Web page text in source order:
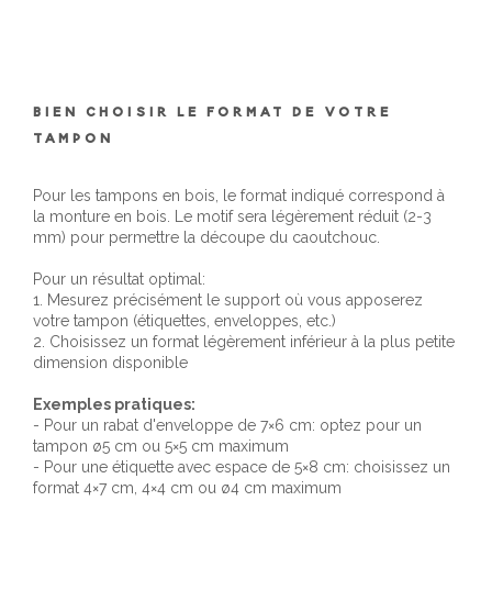
BIEN CHOISIR LE FORMAT DE VOTRE
TAMPON
Pour les tampons en bois, le format indiqué correspond à
la monture en bois. Le motif sera légèrement réduit (2-3
mm) pour permettre la découpe du caoutchouc.
Pour un résultat optimal:
1. Mesurez précisément le support où vous apposerez
votre tampon (étiquettes, enveloppes, etc.)
2. Choisissez un format légèrement inférieur à la plus petite
dimension disponible
Exemples pratiques:
- Pour un rabat d'enveloppe de 7×6 cm: optez pour un
tampon ø5 cm ou 5×5 cm maximum
- Pour une étiquette avec espace de 5×8 cm: choisissez un
format 4×7 cm, 4×4 cm ou ø4 cm maximum